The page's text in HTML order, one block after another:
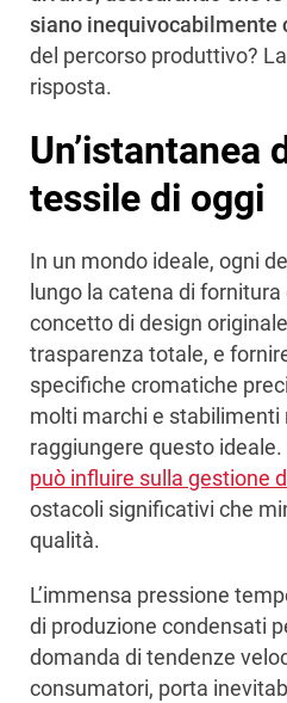
siano inequivocabilmente
del percorso produttivo?
risposta.
Un’istantanea
tessile di oggi
In un mondo ideale, ogni
lungo la catena di fornitura
concetto di design
trasparenza totale, e
specifiche cromatiche
molti marchi e stabilimenti
raggiungere questo ideale.
può influire sulla gestione
ostacoli significativi che
qualità.
L’immensa pressione
di produzione condensati
domanda di tendenze
consumatori, porta